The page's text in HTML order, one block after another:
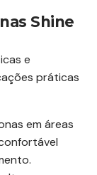
Shine
e
práticas
em áreas